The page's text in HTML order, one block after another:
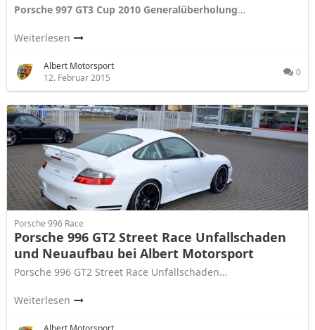
Porsche 997 GT3 Cup 2010 Generalüberholung…
Weiterlesen
Albert Motorsport
12. Februar 2015
0
Porsche 996 Race
Porsche 996 GT2 Street Race Unfallschaden
und Neuaufbau bei Albert Motorsport
Porsche 996 GT2 Street Race Unfallschaden…
Weiterlesen